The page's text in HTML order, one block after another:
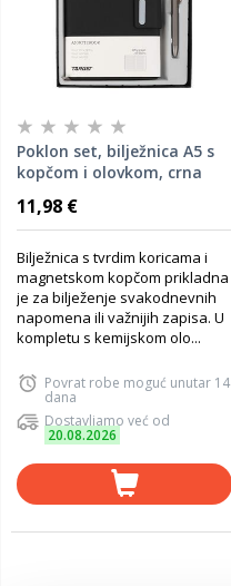
Poklon set, bilježnica A5 s
kopčom i olovkom, crna
11,98 €
Bilježnica s tvrdim koricama i
magnetskom kopčom prikladna
je za bilježenje svakodnevnih
napomena ili važnijih zapisa. U
kompletu s kemijskom olo...
Povrat robe moguć unutar 14
dana
Dostavljamo već od
20.08.2026